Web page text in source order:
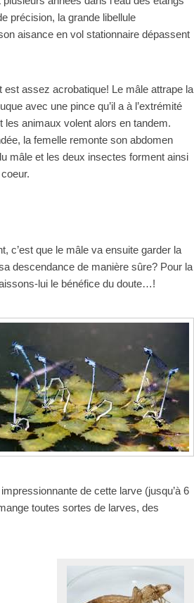
précision, la grande libellule
aisance en vol stationnaire dépassent
est assez acrobatique! Le mâle attrape la
avec une pince qu’il a à l’extrémité
les animaux volent alors en tandem.
la femelle remonte son abdomen
mâle et les deux insectes forment ainsi
c’est que le mâle va ensuite garder la
descendance de manière sûre? Pour la
lui le bénéfice du doute…!
de cette larve (jusqu’à 6
toutes sortes de larves, des